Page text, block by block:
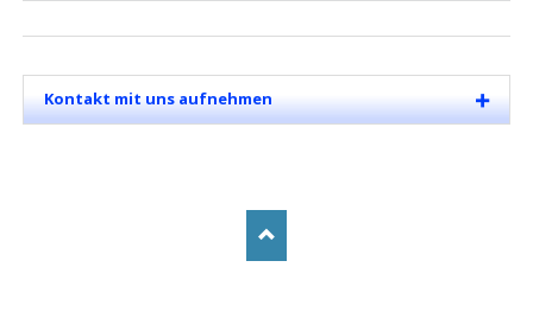
Kontakt mit uns aufnehmen